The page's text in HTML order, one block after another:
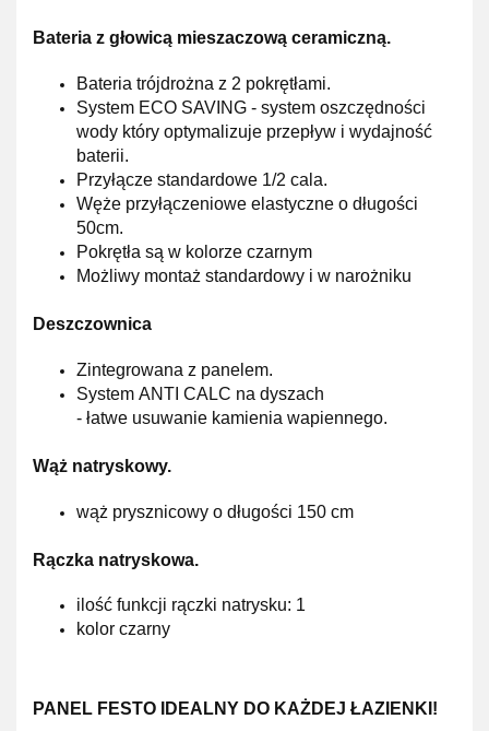
Bateria z głowicą mieszaczową ceramiczną.
Bateria trójdrożna z 2 pokrętłami.
System ECO SAVING - system oszczędności
wody który optymalizuje przepływ i wydajność
baterii.
Przyłącze standardowe 1/2 cala.
Węże przyłączeniowe elastyczne o długości
50cm.
Pokrętła są w kolorze czarnym
Możliwy montaż standardowy i w narożniku
Deszczownica
Zintegrowana z panelem.
System ANTI CALC na dyszach
- łatwe usuwanie kamienia wapiennego.
Wąż natryskowy.
wąż prysznicowy o długości 150 cm
Rączka natryskowa.
ilość funkcji rączki natrysku: 1
kolor czarny
PANEL FESTO IDEALNY DO KAŻDEJ ŁAZIENKI!